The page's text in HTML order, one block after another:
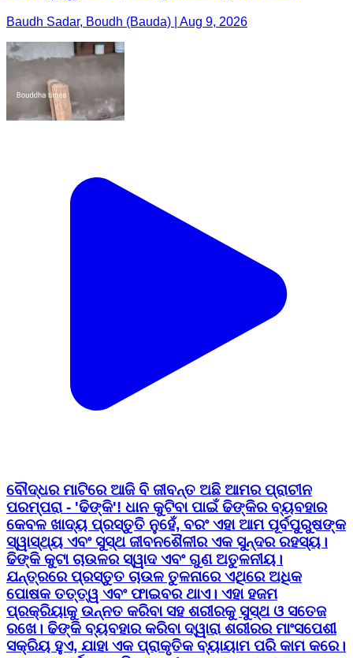
Baudh Sadar, Boudh (Bauda) | Aug 9, 2026
ବୌଦ୍ଧର ମାଟିରେ ଆଜି ବି ଜୀବନ୍ତ ଅଛି ଆମର ପ୍ରାଚୀନ
ପରମ୍ପରା - 'ଢିଙ୍କି'! ଧାନ କୁଟିବା ପାଇଁ ଢିଙ୍କିର ବ୍ୟବହାର
କେବଳ ଖାଦ୍ୟ ପ୍ରସ୍ତୁତି ନୁହେଁ, ବରଂ ଏହା ଆମ ପୂର୍ବପୁରୁଷଙ୍କ
ସ୍ୱାସ୍ଥ୍ୟ ଏବଂ ସୁସ୍ଥ ଜୀବନଶୈଳୀର ଏକ ସୁନ୍ଦର ରହସ୍ୟ। ​
ଢିଙ୍କି କୁଟା ଚାଉଳର ସ୍ୱାଦ ଏବଂ ଗୁଣ ଅତୁଳନୀୟ।
ଯନ୍ତ୍ରରେ ପ୍ରସ୍ତୁତ ଚାଉଳ ତୁଳନାରେ ଏଥିରେ ଅଧିକ
ପୋଷକ ତତ୍ତ୍ୱ ଏବଂ ଫାଇବର ଥାଏ। ଏହା ହଜମ
ପ୍ରକ୍ରିୟାକୁ ଉନ୍ନତ କରିବା ସହ ଶରୀରକୁ ସୁସ୍ଥ ଓ ସତେଜ
ରଖେ। ​ ଢିଙ୍କି ବ୍ୟବହାର କରିବା ଦ୍ୱାରା ଶରୀରର ମାଂସପେଶୀ
ସକ୍ରିୟ ହୁଏ, ଯାହା ଏକ ପ୍ରାକୃତିକ ବ୍ୟାୟାମ ପରି କାମ କରେ।